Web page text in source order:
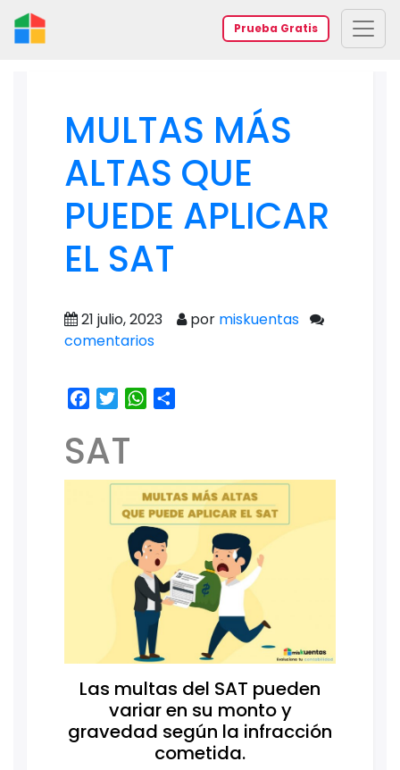
Prueba Gratis
MULTAS MÁS
ALTAS QUE
PUEDE APLICAR
EL SAT
21 julio, 2023 por miskuentas
comentarios
Facebook
TwitterWhatsApp
SAT
Las multas del SAT pueden
variar en su monto y
gravedad según la infracción
cometida.